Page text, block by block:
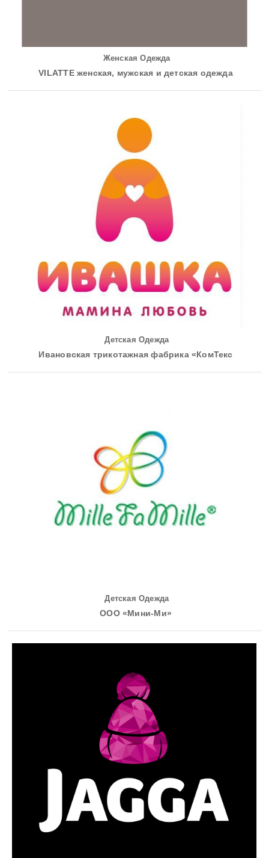
Женская Одежда
VILATTE женская, мужская и детская одежда
Детская Одежда
Ивановская трикотажная фабрика «КомТекс
Детская Одежда
ООО «Мини-Ми»